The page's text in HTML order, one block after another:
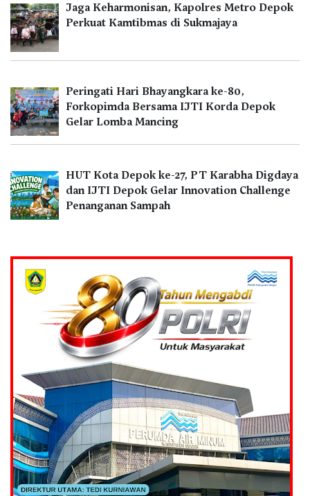
Jaga Keharmonisan, Kapolres Metro Depok
Perkuat Kamtibmas di Sukmajaya
Peringati Hari Bhayangkara ke-80,
Forkopimda Bersama IJTI Korda Depok
Gelar Lomba Mancing
HUT Kota Depok ke-27, PT Karabha Digdaya
dan IJTI Depok Gelar Innovation Challenge
Penanganan Sampah